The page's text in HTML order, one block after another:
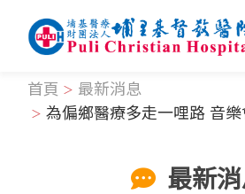
首頁
最新消息
為偏鄉醫療多走一哩路 音
最新